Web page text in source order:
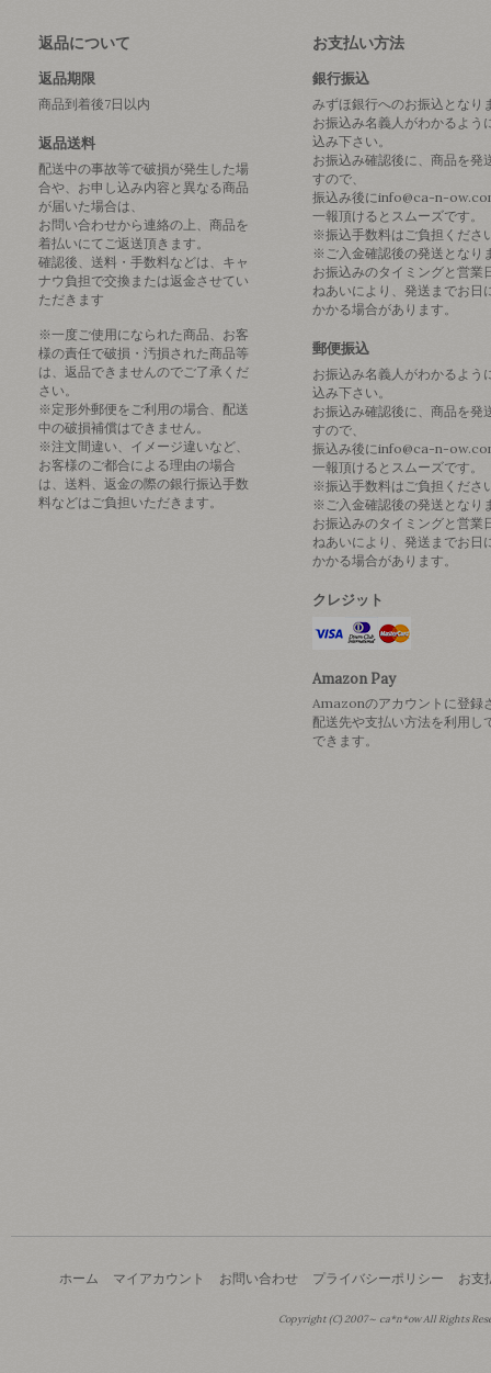
返品について
返品期限
商品到着後7日以内
返品送料
配送中の事故等で破損が発生した場
合や、お申し込み内容と異なる商品
が届いた場合は、
お問い合わせから連絡の上、商品を
着払いにてご返送頂きます。
確認後、送料・手数料などは、キャ
ナウ負担で交換または返金させてい
ただきます
※一度ご使用になられた商品、お客
様の責任で破損・汚損された商品等
は、返品できませんのでご了承くだ
さい。
※定形外郵便をご利用の場合、配送
中の破損補償はできません。
※注文間違い、イメージ違いなど、
お客様のご都合による理由の場合
は、送料、返金の際の銀行振込手数
料などはご負担いただきます。
お支払い方法
銀行振込
みずほ銀行へのお振込となり
お振込み名義人がわかるよう
込み下さい。
お振込み確認後に、商品を発
すので、
振込み後にinfo@ca-n-
一報頂けるとスムーズです。
※振込手数料はご負担くださ
※ご入金確認後の発送となり
お振込みのタイミングと営業
ねあいにより、発送までお日
かかる場合があります。
郵便振込
お振込み名義人がわかるよう
込み下さい。
お振込み確認後に、商品を発
すので、
振込み後にinfo@ca-n-
一報頂けるとスムーズです。
※振込手数料はご負担くださ
※ご入金確認後の発送となり
お振込みのタイミングと営業
ねあいにより、発送までお日
かかる場合があります。
クレジット
Amazon Pay
Amazonのアカウントに登録
配送先や支払い方法を利用し
できます。
ホーム マイアカウント お問い合わせ プライバシーポリシー お支
Copyright (C) 2007～ ca*n*ow All Rights